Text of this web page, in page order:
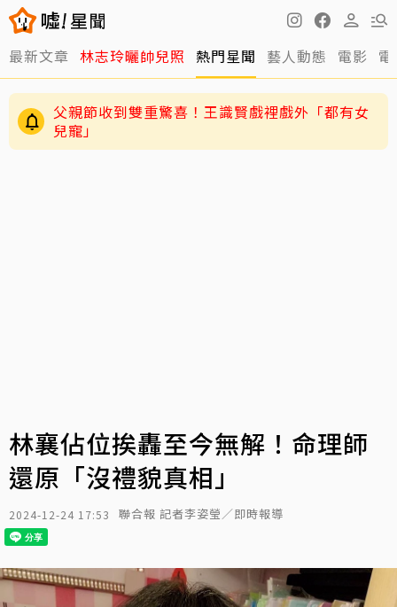
最新文章 林志玲曬帥兒照 熱門星聞 藝人動態 電影
父親節收到雙重驚喜！王識賢戲裡戲外「都有女
兒寵」
林襄佔位挨轟至今無解！命理師
還原「沒禮貌真相」
2024-12-24 17:53 聯合報 記者李姿瑩／即時報導